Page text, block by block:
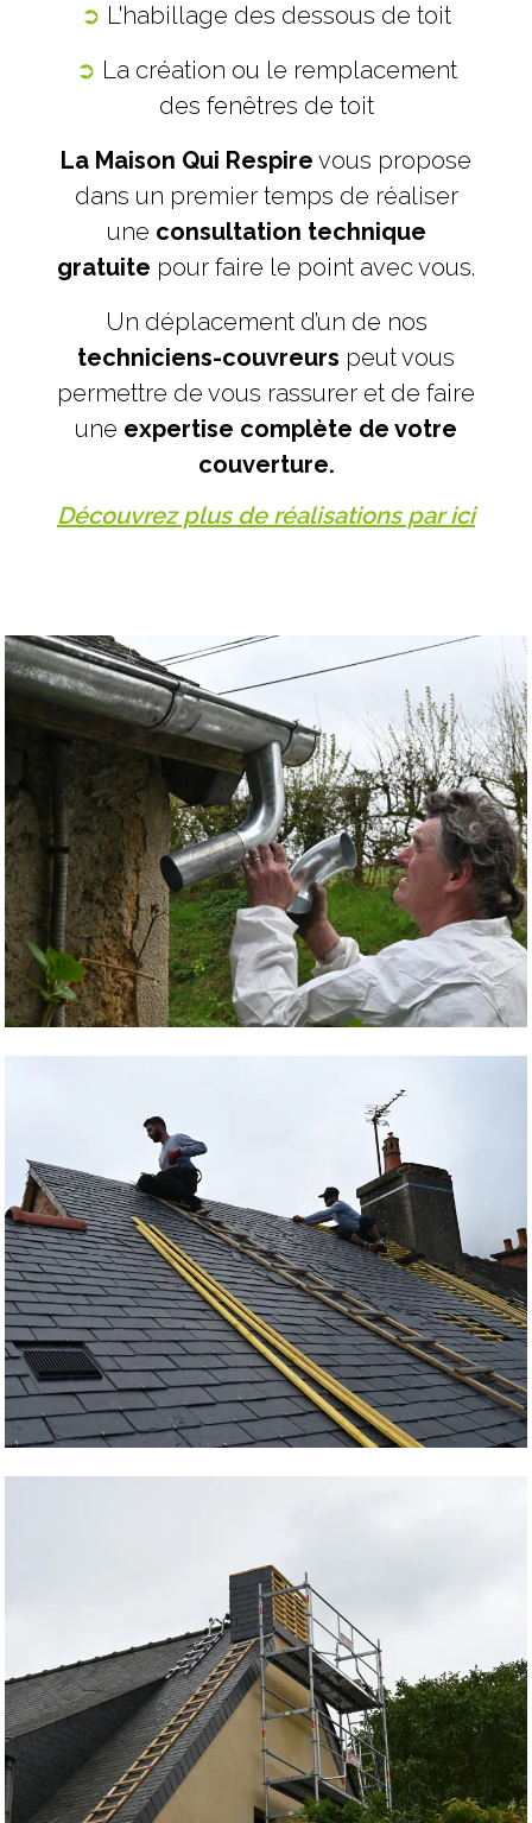
➲ L'habillage des dessous de toit
➲ La création ou le remplacement
des fenêtres de toit
La Maison Qui Respire vous propose
dans un premier temps de réaliser
une consultation technique
gratuite pour faire le point avec vous.
Un déplacement d’un de nos
techniciens-couvreurs peut vous
permettre de vous rassurer et de faire
une expertise complète de votre
couverture.
Découvrez plus de réalisations par ici